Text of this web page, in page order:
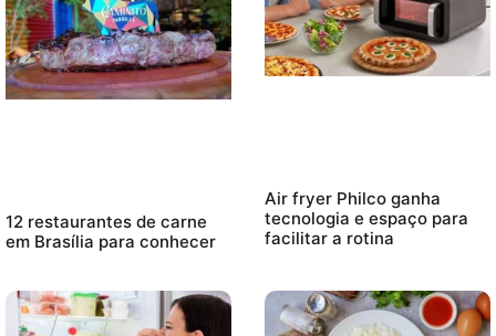
12 restaurantes de carne
em Brasília para conhecer
Air fryer Philco ganha
tecnologia e espaço para
facilitar a rotina